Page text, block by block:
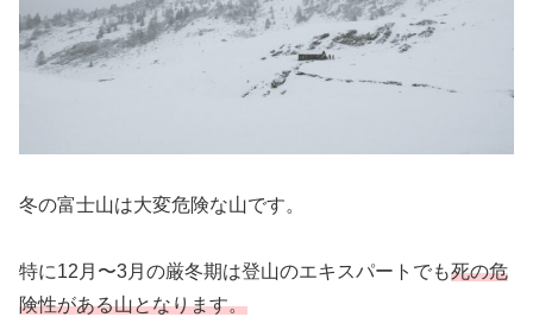
冬の富士山は大変危険な山です。
特に12月〜3月の厳冬期は登山のエキスパートでも死の危
険性がある山となります。